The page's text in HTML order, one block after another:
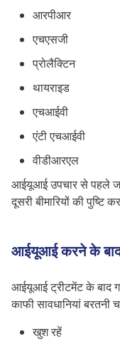
आरपीआर
एचएसजी
प्रोलैक्टिन
थायराइड
एचआईवी
एंटी एचआईवी
वीडीआरएल
आईयूआई उपचार से पहले
दूसरी बीमारियों की पुष्टि
आईयूआई करने के बाद
आईयूआई ट्रीटमेंट के बाद
काफी सावधानियां बरतनी
खुश रहें